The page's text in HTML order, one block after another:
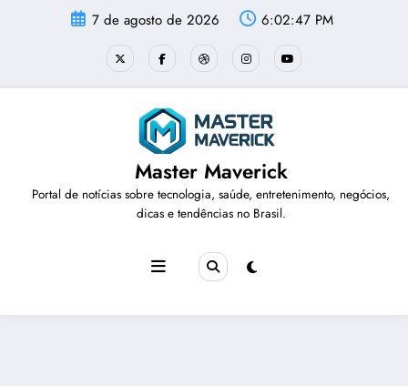
7 de agosto de 2026 6:02:48 PM
Master Maverick
Portal de notícias sobre tecnologia, saúde, entretenimento, negócios,
dicas e tendências no Brasil.